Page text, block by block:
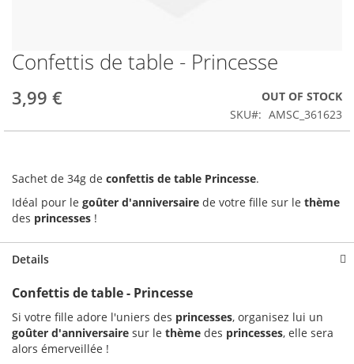
Skip
to
the
beginning
Confettis de table - Princesse
3,99 €
OUT OF STOCK
SKU
AMSC_361623
Sachet de 34g de confettis de table Princesse.
Idéal pour le goûter d'anniversaire de votre fille sur le thème
des princesses !
Details
Confettis de table - Princesse
Si votre fille adore l'uniers des princesses, organisez lui un
goûter d'anniversaire sur le thème des princesses, elle sera
alors émerveillée !